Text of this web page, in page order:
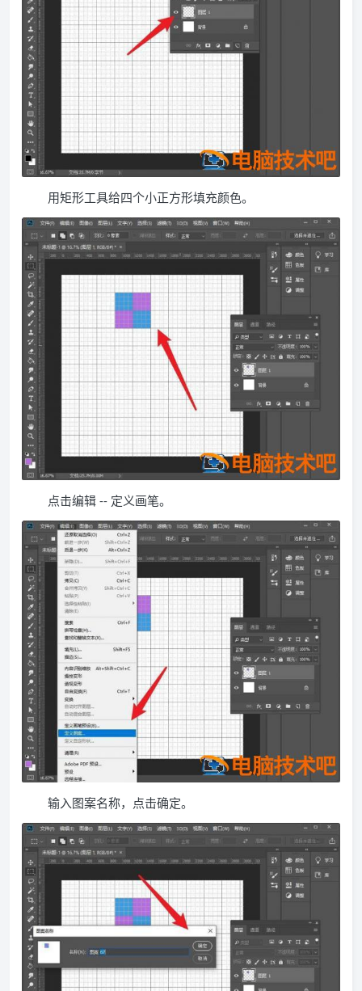
用矩形工具给四个小正方形填充颜色。
点击编辑 -- 定义画笔。
输入图案名称，点击确定。